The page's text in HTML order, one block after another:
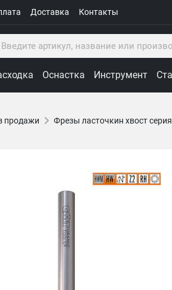
Доставка Контакты
Оснастка Инструмент
продажи Фрезы ласточкин хвост